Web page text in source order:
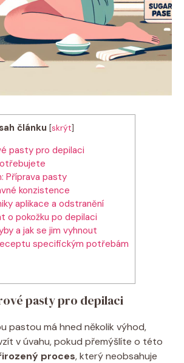
článku [skrýt]
pasty pro depilaci
Příprava pasty
konzistence
aplikace a odstranění
o pokožku po depilaci
a jak se jim vyhnout
specifickým potřebám
pasty pro depilaci
pastou má hned několik výhod,
v úvahu, pokud přemýšlíte o této
proces, který neobsahuje